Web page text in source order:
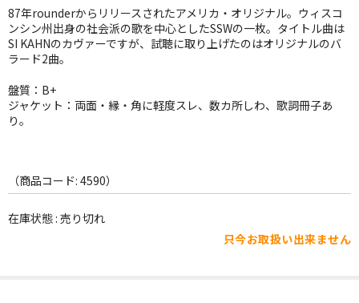
JAZZ-JP
JAZZ-VOCAL
ROCK
WORLD
その他
87年rounderからリリースされたアメリカ・オリジナル。ウィスコ
ンシン州出身の社会派の歌を中心としたSSWの一枚。タイトル曲は
SI KAHNのカヴァーですが、試聴に取り上げたのはオリジナルのバ
ラード2曲。
盤質：B+
ジャケット：両面・縁・角に軽度スレ、数カ所しわ、歌詞冊子あ
り。
（商品コード: 4590）
在庫状態 : 売り切れ
只今お取扱い出来ません